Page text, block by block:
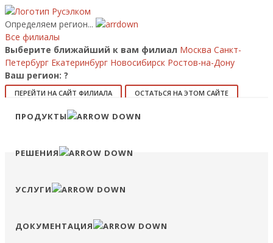
Определяем регион...
Все филиалы
Выберите ближайший к вам филиал Москва Санкт-
Петербург Екатеринбург Новосибирск Ростов-на-Дону
Ваш регион: ?
ПЕРЕЙТИ НА САЙТ ФИЛИАЛА ОСТАТЬСЯ НА ЭТОМ САЙТЕ
Сравнение
ПРОДУКТЫ
РЕШЕНИЯ
УСЛУГИ
ДОКУМЕНТАЦИЯ